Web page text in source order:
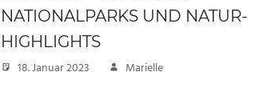
NATIONALPARKS UND NATUR-
HIGHLIGHTS
18. Januar 2023 Marielle